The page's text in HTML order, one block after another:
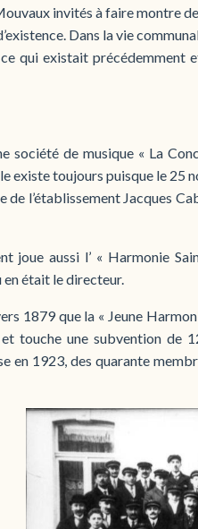
invités à faire montre
Dans la vie
qui existait précédemment
société de musique « La
existe toujours puisque le 25
de l’établissement Jacques
joue aussi l’ « Harmonie
était le directeur.
1879 que la « Jeune
touche une subvention de
en 1923, des quarante